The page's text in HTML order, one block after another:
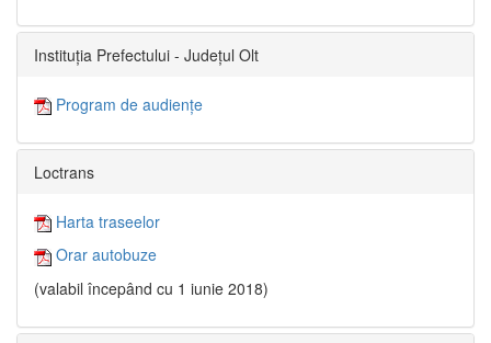
Instituția Prefectului - Județul Olt
Program de audiențe
Loctrans
Harta traseelor
Orar autobuze
(valabil începând cu 1 iunie 2018)